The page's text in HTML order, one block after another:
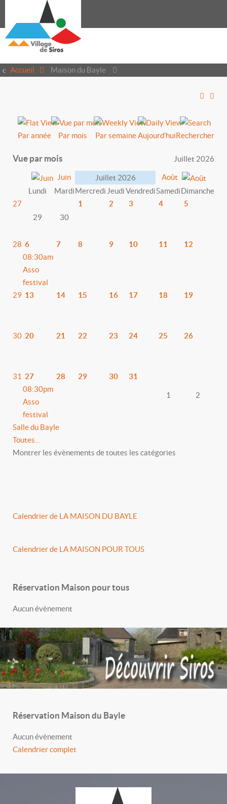
Accueil Maison du Bayle
Par année Par mois Par semaineAujourd'huiRechercher
Vue par mois Juillet 2026
Juin Juillet 2026
Août
Lundi
MardiMercredi JeudiVendrediSamediDimanche
27
29
30
1 2 3 4 5
28 6
08:30am
Asso
festival
7 8 9 10 11 12
29 13 14 15 16 17 18 19
30 20 21 22 23 24 25 26
31 27
08:30pm
Asso
festival
28 29 30 31
1 2
Salle du Bayle
Toutes…
Montrer les évènements de toutes les catégories
Calendrier de LA MAISON DU BAYLE
Calendrier de LA MAISON POUR TOUS
Réservation Maison pour tous
Aucun évènement
Réservation Maison du Bayle
Aucun évènement
Calendrier complet